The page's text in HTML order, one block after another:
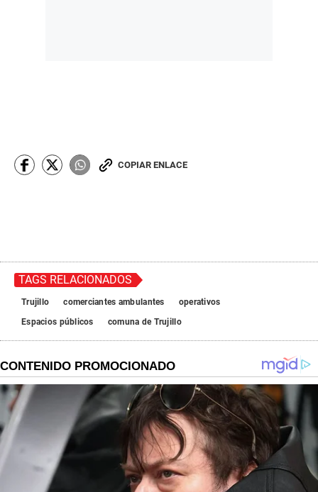
COPIAR ENLACE
TAGS RELACIONADOS
Trujillo comerciantes ambulantes
operativos
Espacios públicos
comuna de Trujillo